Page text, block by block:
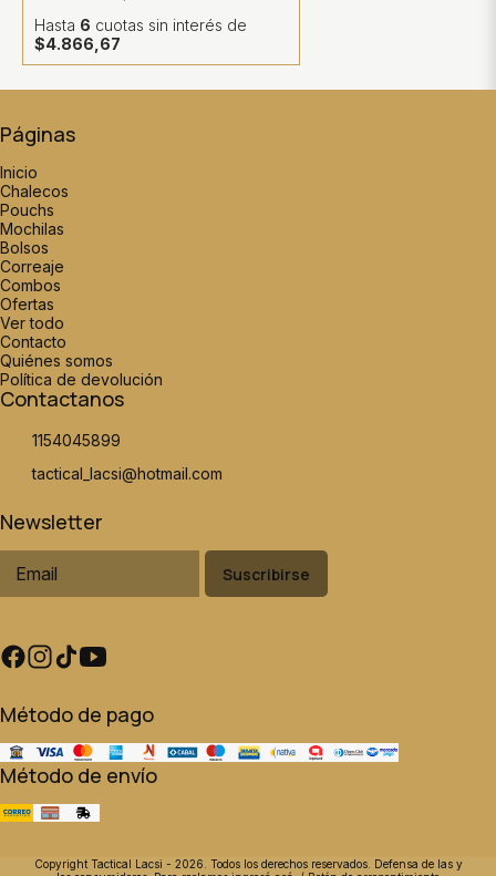
Hasta 6 cuotas sin interés de
$4.866,67
Páginas
Inicio
Chalecos
Pouchs
Mochilas
Bolsos
Correaje
Combos
Ofertas
Ver todo
Contacto
Quiénes somos
Política de devolución
Contactanos
1154045899
tactical_lacsi@hotmail.com
Newsletter
Suscribirse
Método de pago
Método de envío
Copyright Tactical Lacsi - 2026. Todos los derechos reservados. Defensa de las y